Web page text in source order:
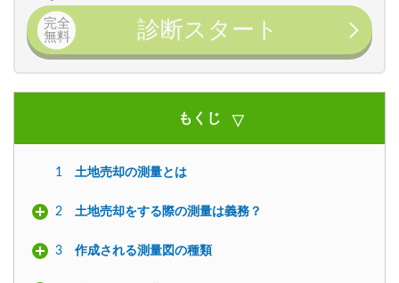
完全
無料
診断スタート
もくじ
1 土地売却の測量とは
2 土地売却をする際の測量は義務？
3 作成される測量図の種類